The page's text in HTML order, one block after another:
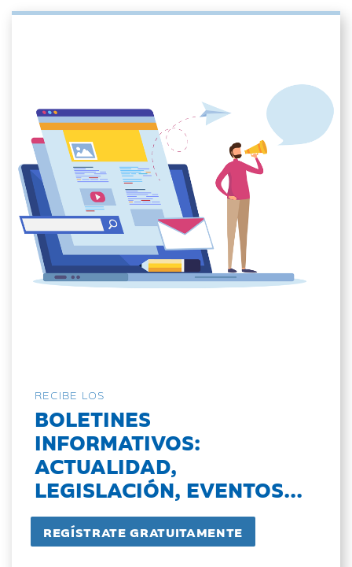
RECIBE LOS
BOLETINES
INFORMATIVOS:
ACTUALIDAD,
LEGISLACIÓN, EVENTOS...